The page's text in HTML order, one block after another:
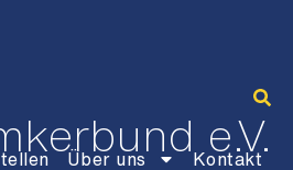
e.V.
Über uns Kontakt